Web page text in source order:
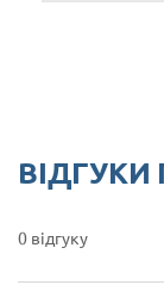
ВІДГУКИ
0 відгуку